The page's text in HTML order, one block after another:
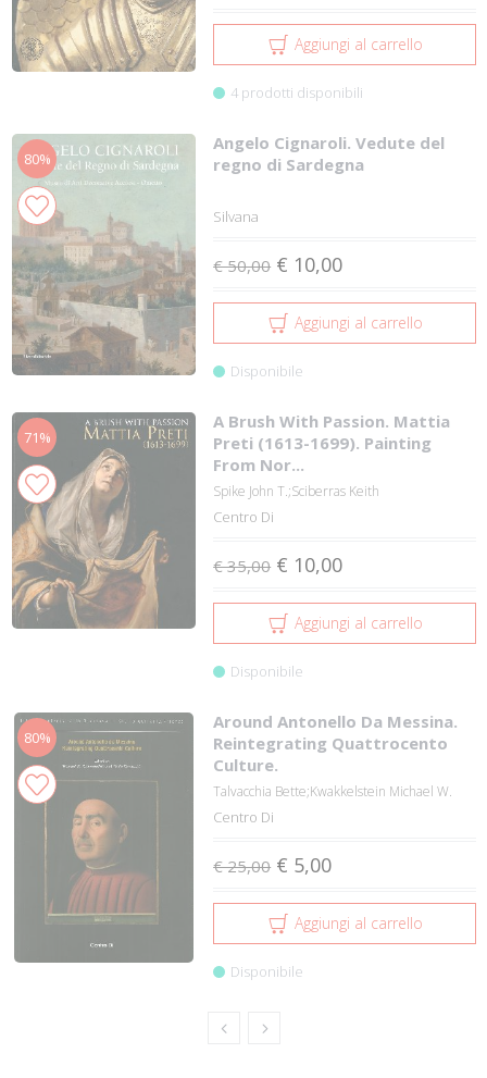
Aggiungi al carrello
4 prodotti disponibili
80%
Angelo Cignaroli. Vedute del
regno di Sardegna
Silvana
€ 50,00 € 10,00
Aggiungi al carrello
Disponibile
71%
A Brush With Passion. Mattia
Preti (1613-1699). Painting
From Nor...
Spike John T.;Sciberras Keith
Centro Di
€ 35,00 € 10,00
Aggiungi al carrello
Disponibile
80%
Around Antonello Da Messina.
Reintegrating Quattrocento
Culture.
Talvacchia Bette;Kwakkelstein Michael W.
Centro Di
€ 25,00 € 5,00
Aggiungi al carrello
Disponibile